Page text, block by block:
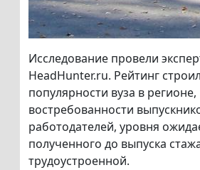
Исследование провели
HeadHunter.ru. Рейтинг
популярности вуза в регионе,
востребованности
работодателей, уровня
полученного до выпуска
трудоустроенной.